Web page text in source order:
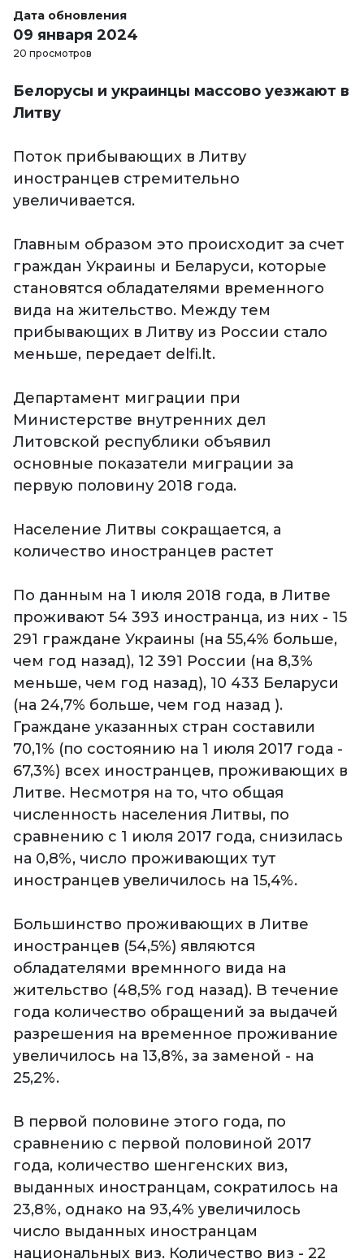
Дата обновления
09 января 2024
20 просмотров
Белорусы и украинцы массово уезжают в
Литву
Поток прибывающих в Литву
иностранцев стремительно
увеличивается.
Главным образом это происходит за счет
граждан Украины и Беларуси, которые
становятся обладателями временного
вида на жительство. Между тем
прибывающих в Литву из России стало
меньше, передает delfi.lt.
Департамент миграции при
Министерстве внутренних дел
Литовской республики объявил
основные показатели миграции за
первую половину 2018 года.
Население Литвы сокращается, а
количество иностранцев растет
По данным на 1 июля 2018 года, в Литве
проживают 54 393 иностранца, из них - 15
291 граждане Украины (на 55,4% больше,
чем год назад), 12 391 России (на 8,3%
меньше, чем год назад), 10 433 Беларуси
(на 24,7% больше, чем год назад ).
Граждане указанных стран составили
70,1% (по состоянию на 1 июля 2017 года -
67,3%) всех иностранцев, проживающих в
Литве. Несмотря на то, что общая
численность населения Литвы, по
сравнению с 1 июля 2017 года, снизилась
на 0,8%, число проживающих тут
иностранцев увеличилось на 15,4%.
Большинство проживающих в Литве
иностранцев (54,5%) являются
обладателями времнного вида на
жительство (48,5% год назад). В течение
года количество обращений за выдачей
разрешения на временное проживание
увеличилось на 13,8%, за заменой - на
25,2%.
В первой половине этого года, по
сравнению с первой половиной 2017
года, количество шенгенских виз,
выданных иностранцам, сократилось на
23,8%, однако на 93,4% увеличилось
число выданных иностранцам
национальных виз. Количество виз - 22